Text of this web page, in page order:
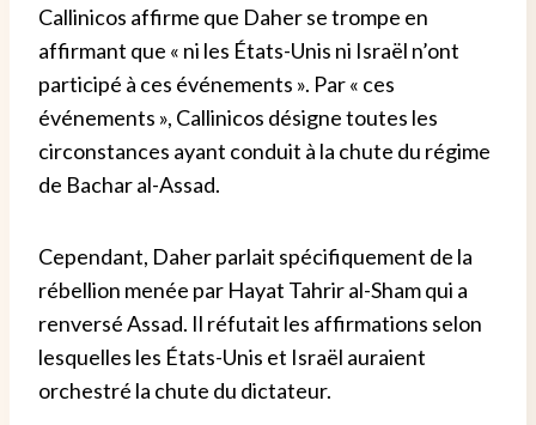
Callinicos affirme que Daher se trompe en
affirmant que « ni les États-Unis ni Israël n’ont
participé à ces événements ». Par « ces
événements », Callinicos désigne toutes les
circonstances ayant conduit à la chute du régime
de Bachar al-Assad.
Cependant, Daher parlait spécifiquement de la
rébellion menée par Hayat Tahrir al-Sham qui a
renversé Assad. Il réfutait les affirmations selon
lesquelles les États-Unis et Israël auraient
orchestré la chute du dictateur.